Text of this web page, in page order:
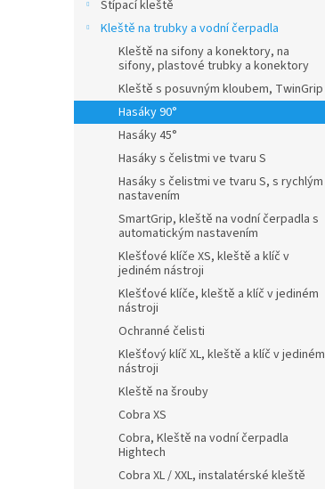
Štípací kleště
Kleště na trubky a vodní čerpadla
Kleště na sifony a konektory, na
sifony, plastové trubky a konektory
Kleště s posuvným kloubem, TwinGrip
Hasáky 90°
Hasáky 45°
Hasáky s čelistmi ve tvaru S
Hasáky s čelistmi ve tvaru S, s rychlým
nastavením
SmartGrip, kleště na vodní čerpadla s
automatickým nastavením
Klešťové klíče XS, kleště a klíč v
jediném nástroji
Klešťové klíče, kleště a klíč v jediném
nástroji
Ochranné čelisti
Klešťový klíč XL, kleště a klíč v jediném
nástroji
Kleště na šrouby
Cobra XS
Cobra, Kleště na vodní čerpadla
Hightech
Cobra XL / XXL, instalatérské kleště